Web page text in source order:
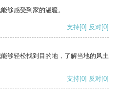
够感受到家的温暖。
支持[0] 反对[0]
够轻松找到目的地，了解当地的风土
支持[0] 反对[0]